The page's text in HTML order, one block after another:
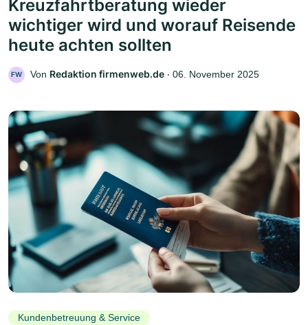
Kreuzfahrtberatung wieder
wichtiger wird und worauf Reisende
heute achten sollten
FW Von Redaktion firmenweb.de ‧ 06. November 2025
Kundenbetreuung & Service